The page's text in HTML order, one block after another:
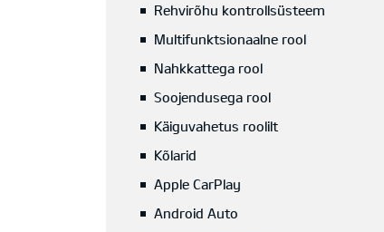
Rehvirõhu kontrollsüsteem
Multifunktsionaalne rool
Nahkkattega rool
Soojendusega rool
Käiguvahetus roolilt
Kõlarid
Apple CarPlay
Android Auto